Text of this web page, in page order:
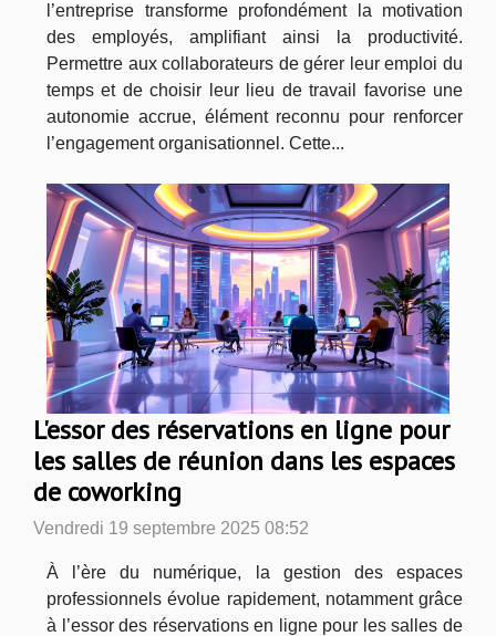
l’entreprise transforme profondément la motivation
des employés, amplifiant ainsi la productivité.
Permettre aux collaborateurs de gérer leur emploi du
temps et de choisir leur lieu de travail favorise une
autonomie accrue, élément reconnu pour renforcer
l’engagement organisationnel. Cette...
L'essor des réservations en ligne pour
les salles de réunion dans les espaces
de coworking
Vendredi 19 septembre 2025 08:52
À l’ère du numérique, la gestion des espaces
professionnels évolue rapidement, notamment grâce
à l’essor des réservations en ligne pour les salles de